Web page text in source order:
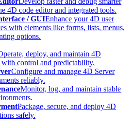
4D code editor and integrated tools.
/ GUIEnhance your 4D user
with elements like forms, lists, menus,
options.
deploy, and maintain 4D
control and predictability.
Configure and manage 4D Server
reliably.
Monitor, log, and maintain stable
Package, secure, and deploy 4D
safely.